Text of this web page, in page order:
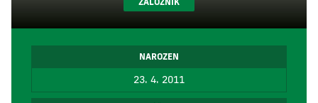
NAROZEN
23. 4. 2011